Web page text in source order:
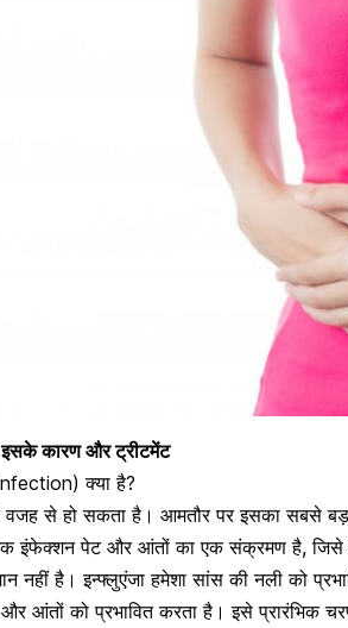
कारण और ट्रीटमेंट
क्या है?
से हो सकता है। आमतौर पर इसका सबसे बड़ा
इंफेक्शन पेट और आंतों का एक संक्रमण है, जिसे
नहीं है। इन्फ्लुएंजा हमेशा सांस की नली को
को प्रभावित करता है। इसे प्रारंभिक